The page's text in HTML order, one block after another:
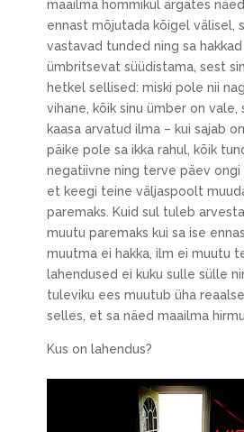
maailma hommikul ärgates
ennast mõjutada kõigel välisel,
vastavad tunded ning sa
ümbritsevat süüdistama, sest
hetkel sellised: miski pole nii
vihane, kõik sinu ümber on vale,
kaasa arvatud ilma – kui sajab
päike pole sa ikka rahul, kõik
negatiivne ning terve päev ongi
et keegi teine väljaspoolt
paremaks. Kuid sul tuleb
muutu paremaks kui sa ise
muutma ei hakka, ilm ei muutu
lahendused ei kuku sulle sülle
tuleviku ees muutub üha
selles, et sa näed maailma
Kus on lahendus?